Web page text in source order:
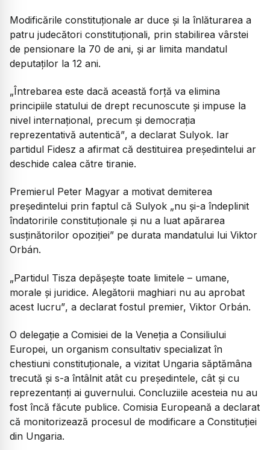
Modificările constituționale ar duce și la înlăturarea a
patru judecători constituționali, prin stabilirea vârstei
de pensionare la 70 de ani, și ar limita mandatul
deputaților la 12 ani.
„Întrebarea este dacă această forță va elimina
principiile statului de drept recunoscute și impuse la
nivel internațional, precum și democrația
reprezentativă autentică”, a declarat Sulyok. Iar
partidul Fidesz a afirmat că destituirea președintelui ar
deschide calea către tiranie.
Premierul Peter Magyar a motivat demiterea
președintelui prin faptul că Sulyok „nu și-a îndeplinit
îndatoririle constituționale și nu a luat apărarea
susținătorilor opoziției” pe durata mandatului lui Viktor
Orbán.
„Partidul Tisza depășește toate limitele – umane,
morale și juridice. Alegătorii maghiari nu au aprobat
acest lucru”, a declarat fostul premier, Viktor Orbán.
O delegație a Comisiei de la Veneția a Consiliului
Europei, un organism consultativ specializat în
chestiuni constituționale, a vizitat Ungaria săptămâna
trecută și s-a întâlnit atât cu președintele, cât și cu
reprezentanți ai guvernului. Concluziile acesteia nu au
fost încă făcute publice. Comisia Europeană a declarat
că monitorizează procesul de modificare a Constituției
din Ungaria.